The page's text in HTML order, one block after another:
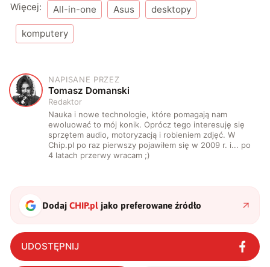
Więcej: All-in-one Asus desktopy
komputery
T
NAPISANE PRZEZ
Tomasz Domanski
Redaktor
Nauka i nowe technologie, które pomagają nam
ewoluować to mój konik. Oprócz tego interesuję się
sprzętem audio, motoryzacją i robieniem zdjęć. W
Chip.pl po raz pierwszy pojawiłem się w 2009 r. i... po
4 latach przerwy wracam ;)
DodajCHIP.pl jako preferowane źródło
UDOSTĘPNIJ